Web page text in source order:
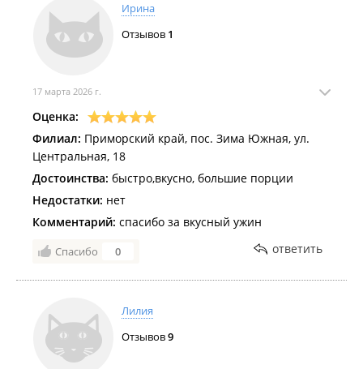
Ирина
Отзывов 1
17 марта 2026 г.
Оценка:
Филиал: Приморский край, пос. Зима Южная, ул.
Центральная, 18
Достоинства: быстро,вкусно, большие порции
Недостатки: нет
Комментарий: спасибо за вкусный ужин
Спасибо 0 ответить
Лилия
Отзывов9